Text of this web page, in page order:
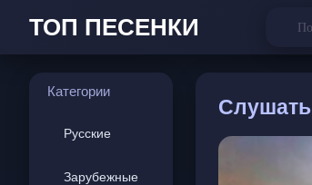
ТОП ПЕСЕНКИ
Категории
Русские
Зарубежные
Слушать